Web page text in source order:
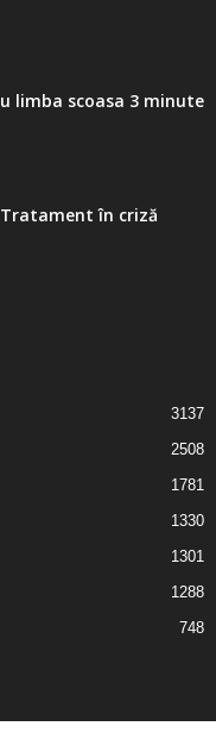
limba scoasa 3 minute
în criză
3137
2508
1781
1330
1301
1288
748